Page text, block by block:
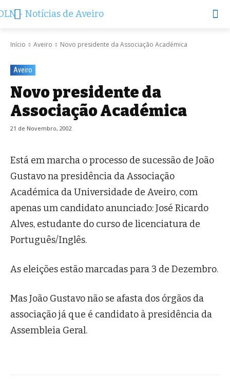
Início Aveiro Novo presidente da Associação Académica
Aveiro
Novo presidente da
Associação Académica
21 de Novembro, 2002
Está em marcha o processo de sucessão de João
Gustavo na presidência da Associação
Académica da Universidade de Aveiro, com
apenas um candidato anunciado: José Ricardo
Alves, estudante do curso de licenciatura de
Português/Inglês.
As eleições estão marcadas para 3 de Dezembro.
Mas João Gustavo não se afasta dos órgãos da
associação já que é candidato à presidência da
Assembleia Geral.